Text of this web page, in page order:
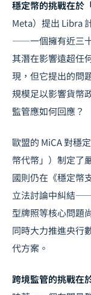
穩定幣的挑戰在於
Meta）提出 Libra
——一個擁有近三十
其潛在影響遠超任
現，但它提出的問
規模足以影響貨幣
監管應如何回應？
歐盟的 MiCA 對穩
幣代幣」）制定了
國則仍在《穩定幣
立法討論中糾結
型牌照等核心問題
同時大力推進央行
代方案。
跨境監管的挑戰在